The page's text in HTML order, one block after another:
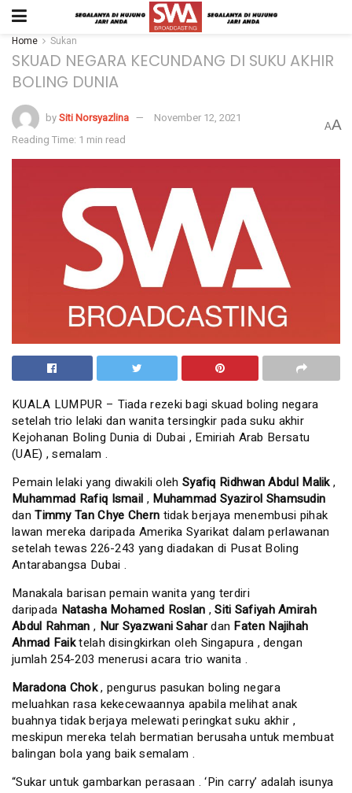
Home Sukan
SKUAD NEGARA KECUNDANG DI SUKU AKHIR
BOLING DUNIA
bySiti Norsyazlina
November 12, 2021
Reading Time: 1 min read
AA
KUALA LUMPUR – Tiada rezeki bagi skuad boling negara
setelah trio lelaki dan wanita tersingkir pada suku akhir
Kejohanan Boling Dunia di Dubai , Emiriah Arab Bersatu
(UAE) , semalam .
Pemain lelaki yang diwakili oleh Syafiq Ridhwan Abdul Malik,
Muhammad Rafiq Ismail , Muhammad Syazirol Shamsudin
danTimmy Tan Chye Chern tidak berjaya menembusi pihak
lawan mereka daripada Amerika Syarikat dalam perlawanan
setelah tewas 226-243 yang diadakan di Pusat Boling
Antarabangsa Dubai .
Manakala barisan pemain wanita yang terdiri
daripada Natasha Mohamed Roslan ,Siti Safiyah Amirah
Abdul Rahman , Nur Syazwani Sahardan Faten Najihah
Ahmad Faiktelah disingkirkan oleh Singapura , dengan
jumlah 254-203 menerusi acara trio wanita .
Maradona Chok, pengurus pasukan boling negara
meluahkan rasa kekecewaannya apabila melihat anak
buahnya tidak berjaya melewati peringkat suku akhir ,
meskipun mereka telah bermatian berusaha untuk membuat
balingan bola yang baik semalam .
“Sukar untuk gambarkan perasaan . ‘Pin carry’ adalah isunya